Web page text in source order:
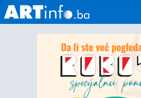
Početna